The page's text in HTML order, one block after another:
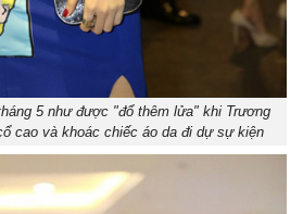
5 như được "đổ thêm lửa" khi Trương
cao và khoác chiếc áo da đi dự sự kiện